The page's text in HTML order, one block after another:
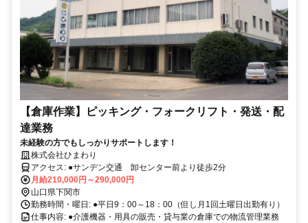
【倉庫作業】ピッキング・フォークリフト・発送・配
達業務
未経験の方でもしっかりサポートします！
株式会社ひまわり
アクセス: ●サンデン交通 卸センター前より徒歩2分
月給210,000円～290,000円
山口県下関市
勤務時間・曜日: ●平日9：00～18：00（但し月1回土曜日出勤有り）
仕事内容: ●介護機器・用具の販売・貸与業の倉庫での物流管理業務